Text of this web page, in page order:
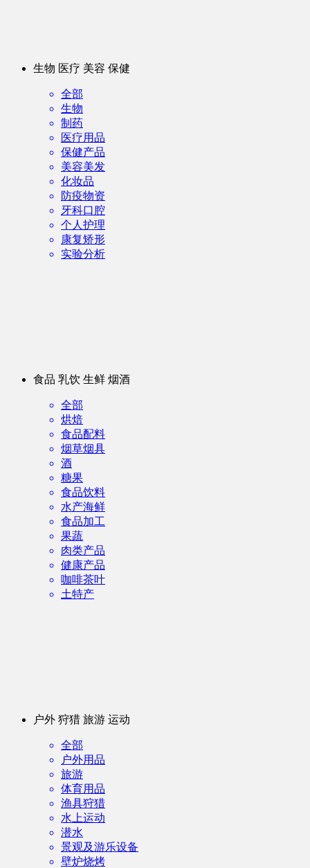
生物 医疗 美容 保健
全部
生物
制药
医疗用品
保健产品
美容美发
化妆品
防疫物资
牙科口腔
个人护理
康复矫形
实验分析
食品 乳饮 生鲜 烟酒
全部
烘焙
食品配料
烟草烟具
酒
糖果
食品饮料
水产海鲜
食品加工
果蔬
肉类产品
健康产品
咖啡茶叶
土特产
户外 狩猎 旅游 运动
全部
户外用品
旅游
体育用品
渔具狩猎
水上运动
潜水
景观及游乐设备
壁炉烧烤